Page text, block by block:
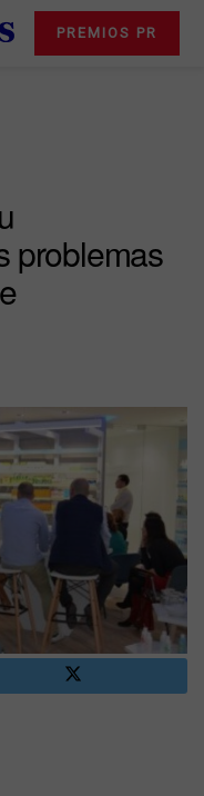
PREMIOS PR
problemas